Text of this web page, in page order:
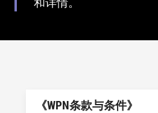
《WPN条款与条件》